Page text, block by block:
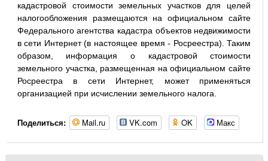
кадастровой стоимости земельных участков для целей
налогообложения размещаются на официальном сайте
Федерального агентства кадастра объектов недвижимости
в сети Интернет (в настоящее время - Росреестра). Таким
образом, информация о кадастровой стоимости
земельного участка, размещенная на официальном сайте
Росреестра в сети Интернет, может применяться
организацией при исчислении земельного налога.
Поделиться: Mail.ru VK.com OK Макс